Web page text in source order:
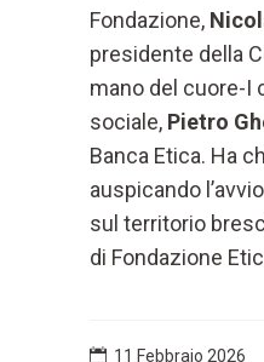
Fondazione,
presidente della
mano del cuore-I
sociale, Pietro
Banca Etica. Ha
auspicando
sul territorio
di Fondazione
11 Febbraio 2026